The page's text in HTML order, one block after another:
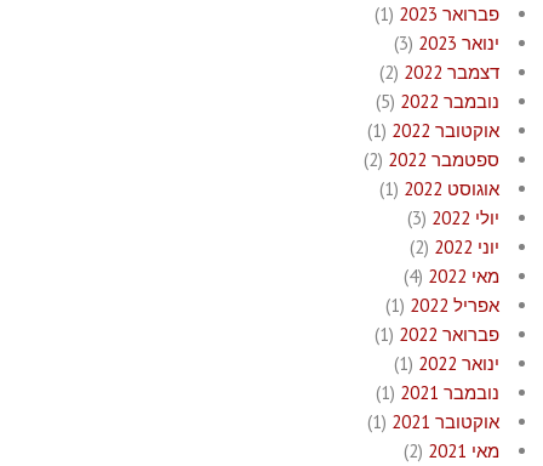
פברואר 2023
(1)
ינואר 2023
(3)
דצמבר 2022
(2)
נובמבר 2022
(5)
אוקטובר 2022
(1)
ספטמבר 2022
(2)
אוגוסט 2022
(1)
יולי 2022
(3)
יוני 2022
(2)
מאי 2022
(4)
אפריל 2022
(1)
פברואר 2022
(1)
ינואר 2022
(1)
נובמבר 2021
(1)
אוקטובר 2021
(1)
מאי 2021
(2)